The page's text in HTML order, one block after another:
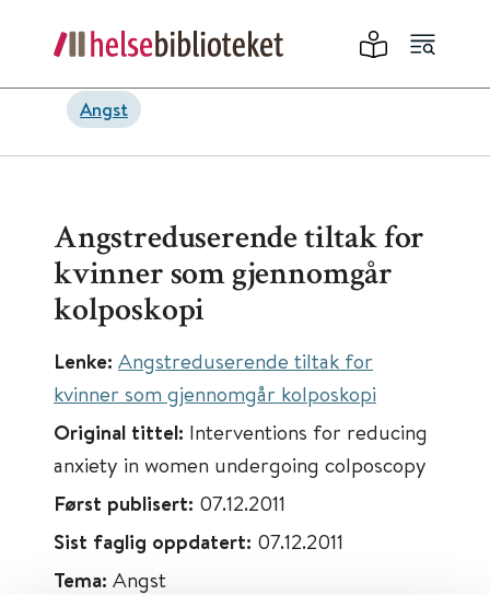
Angst
Angstreduserende tiltak for
kvinner som gjennomgår
kolposkopi
Lenke: Angstreduserende tiltak for
kvinner som gjennomgår kolposkopi
Original tittel: Interventions for reducing
anxiety in women undergoing colposcopy
Først publisert: 07.12.2011
Sist faglig oppdatert: 07.12.2011
Tema: Angst